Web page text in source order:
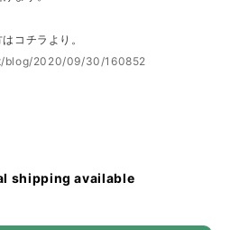
コチラより。
blog/2020/09/30/160852
shipping available